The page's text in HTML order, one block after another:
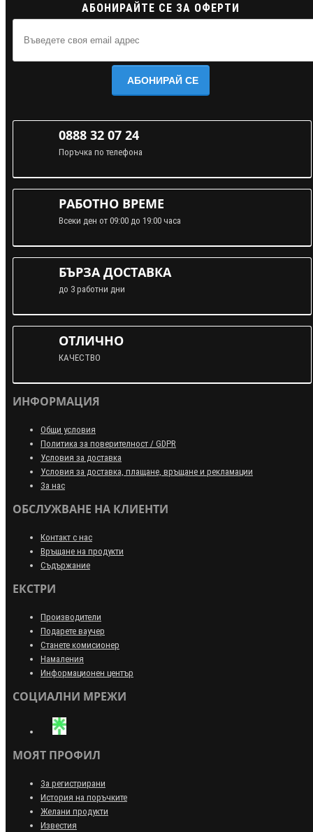
АБОНИРАЙТЕ СЕ ЗА ОФЕРТИ
АБОНИРАЙ СЕ
0888 32 07 24
Поръчка по телефона
РАБОТНО ВРЕМЕ
Всеки ден от 09:00 до 19:00 часа
БЪРЗА ДОСТАВКА
до 3 работни дни
ОТЛИЧНО
КАЧЕСТВО
ИНФОРМАЦИЯ
Общи условия
Политика за поверителност / GDPR
Условия за доставка
Условия за доставка, плащане, връщане и рекламации
За нас
ОБСЛУЖВАНЕ НА КЛИЕНТИ
Контакт с нас
Връщане на продукти
Съдържание
ЕКСТРИ
Производители
Подарете ваучер
Станете комисионер
Намаления
Информационен център
СОЦИАЛНИ МРЕЖИ
МОЯТ ПРОФИЛ
За регистрирани
История на поръчките
Желани продукти
Известия